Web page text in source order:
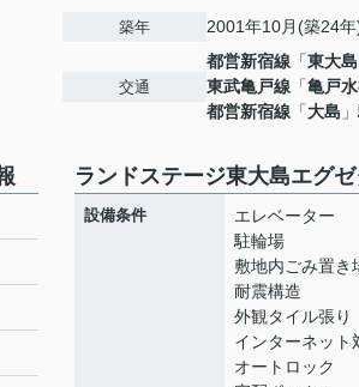
築年 2001年10月(築24年
交通
都営新宿線 「東大島
東武亀戸線 「亀戸
都営新宿線 「大島
ランドステージ東大島エグ
設備条件
エレベーター
駐輪場
敷地内ごみ置き
耐震構造
外観タイル張り
インターネット
オートロック